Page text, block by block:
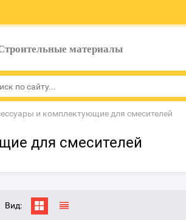
материалы
и комплектующие для смесителей
для смесителей
Вид: